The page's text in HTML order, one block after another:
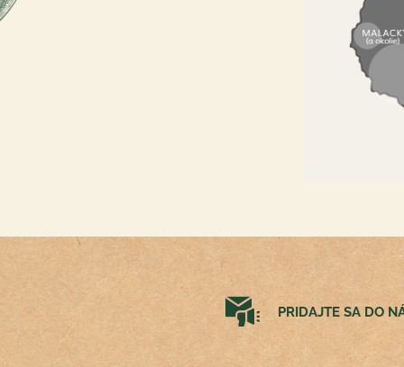
PRIDAJTE SA DO